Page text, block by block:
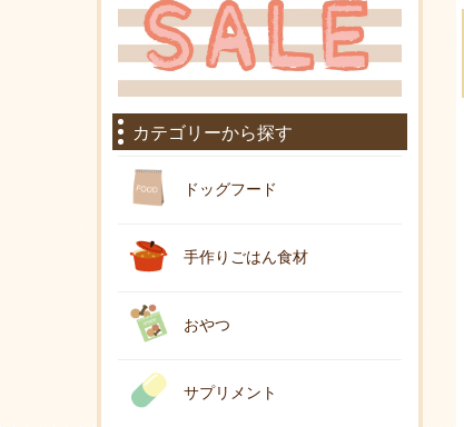
カテゴリーから探す
ドッグフード
手作りごはん食材
おやつ
サプリメント